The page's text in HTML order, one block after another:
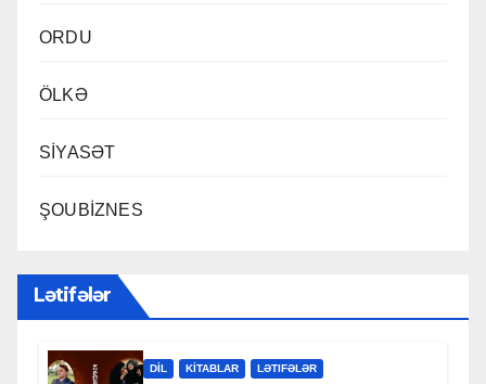
ORDU
ÖLKƏ
SİYASƏT
ŞOUBİZNES
Lətifələr
DİL KİTABLAR LƏTIFƏLƏR